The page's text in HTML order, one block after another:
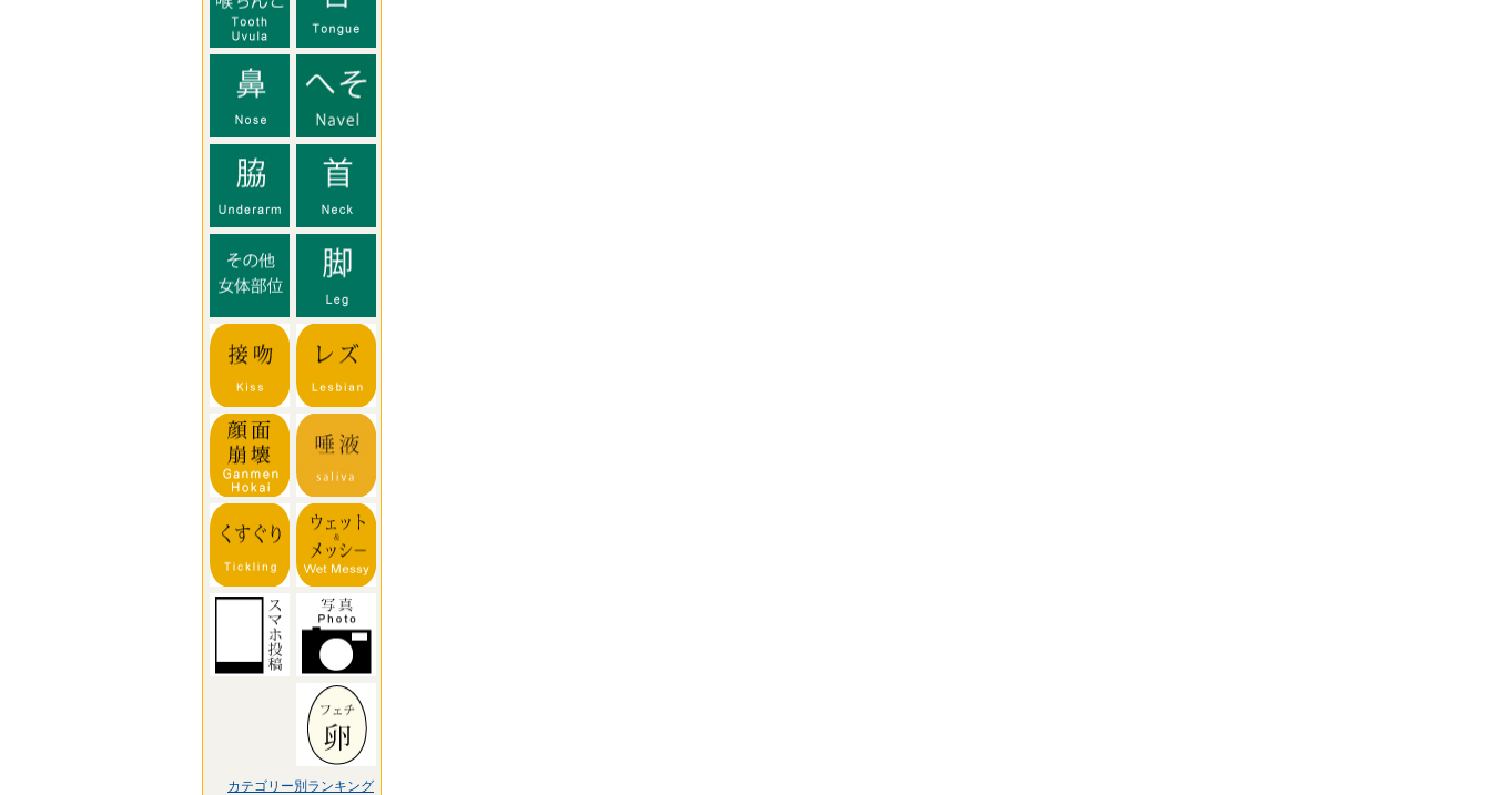
カテゴリー別ランキング